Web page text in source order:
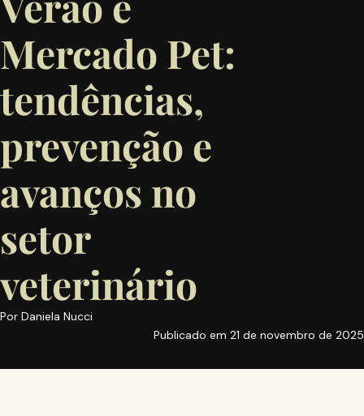
Mercado Pet:
tendências,
prevenção e
avanços no
setor
veterinário
Por Daniela Nucci
Publicado em 21 de novembro de 2025